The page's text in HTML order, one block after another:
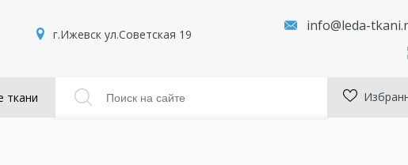
г.Ижевск ул.Советская 19
info@leda-
ткани